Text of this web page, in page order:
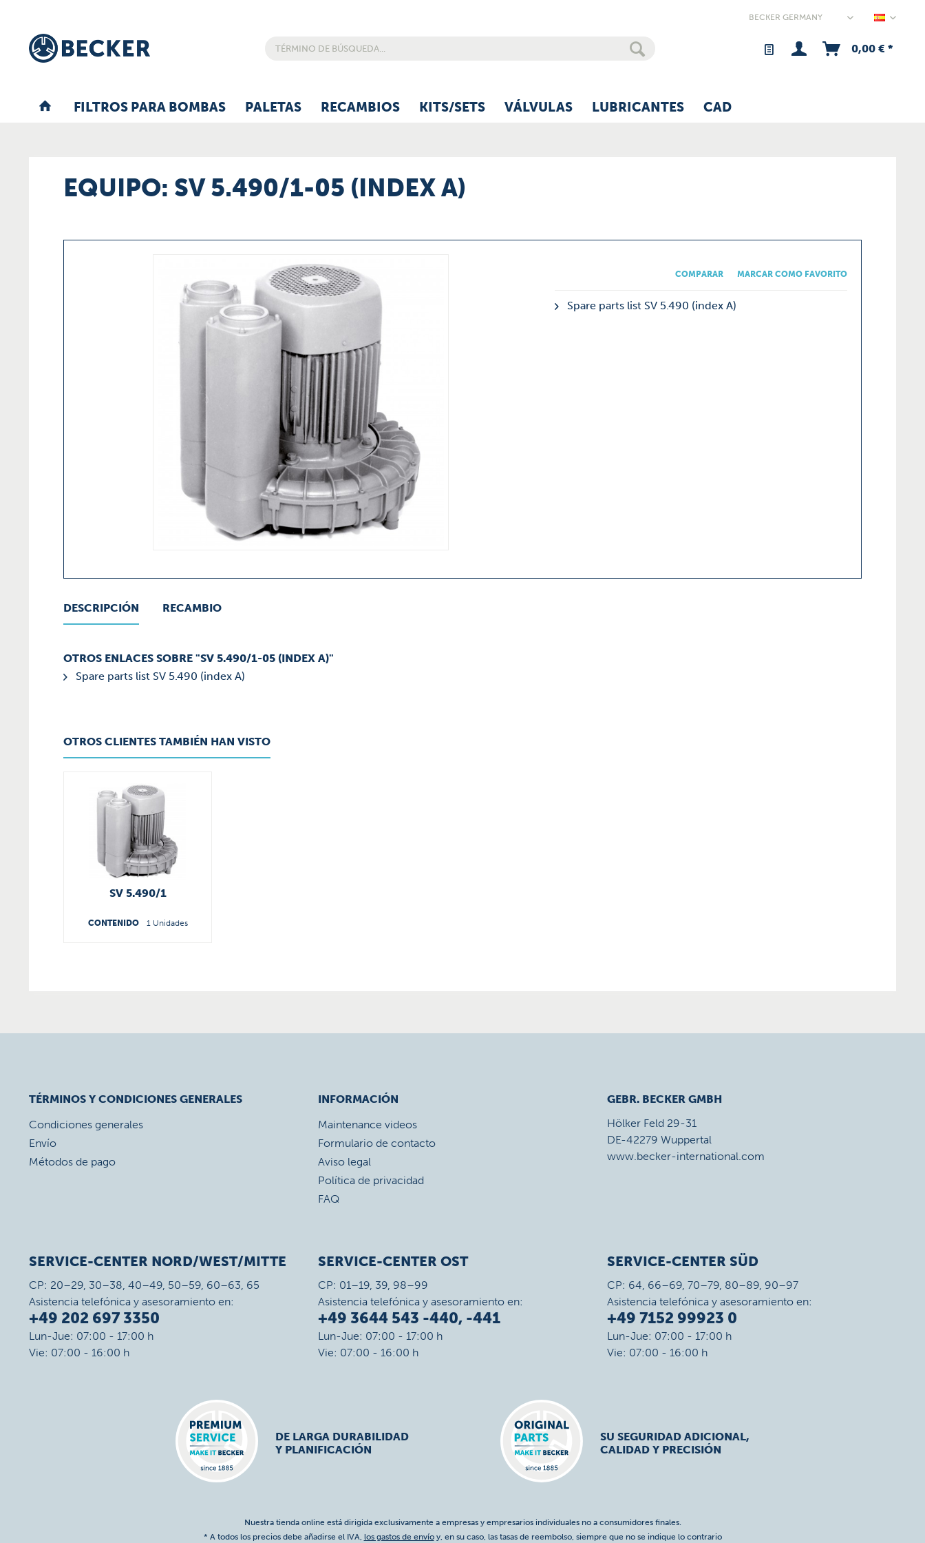
0,00 € *
FILTROS PARA BOMBAS PALETAS RECAMBIOS KITS/SETS VÁLVULAS LUBRICANTES CAD
EQUIPO: SV 5.490/1-05 (INDEX A)
COMPARAR MARCAR COMO FAVORITO
Spare parts list SV 5.490 (index A)
DESCRIPCIÓN RECAMBIO
OTROS ENLACES SOBRE "SV 5.490/1-05 (INDEX A)"
Spare parts list SV 5.490 (index A)
OTROS CLIENTES TAMBIÉN HAN VISTO
SV 5.490/1
CONTENIDO 1 Unidades
TÉRMINOS Y CONDICIONES GENERALES
Condiciones generales
Envío
Métodos de pago
INFORMACIÓN
Maintenance videos
Formulario de contacto
Aviso legal
Política de privacidad
FAQ
GEBR. BECKER GMBH
Hölker Feld 29-31
DE-42279 Wuppertal
www.becker-international.com
SERVICE-CENTER NORD/WEST/MITTE
CP: 20–29, 30–38, 40–49, 50–59, 60–63, 65
Asistencia telefónica y asesoramiento en:
+49 202 697 3350
Lun-Jue: 07:00 - 17:00 h
Vie: 07:00 - 16:00 h
SERVICE-CENTER OST
CP: 01–19, 39, 98–99
Asistencia telefónica y asesoramiento en:
+49 3644 543 -440, -441
Lun-Jue: 07:00 - 17:00 h
Vie: 07:00 - 16:00 h
SERVICE-CENTER SÜD
CP: 64, 66–69, 70–79, 80–89, 90–97
Asistencia telefónica y asesoramiento en:
+49 7152 99923 0
Lun-Jue: 07:00 - 17:00 h
Vie: 07:00 - 16:00 h
DE LARGA DURABILIDAD
Y PLANIFICACIÓN
SU SEGURIDAD ADICIONAL,
CALIDAD Y PRECISIÓN
Nuestra tienda online está dirigida exclusivamente a empresas y empresarios individuales no a consumidores finales.
* A todos los precios debe añadirse el IVA, los gastos de envíoy, en su caso, las tasas de reembolso, siempre que no se indique lo contrario